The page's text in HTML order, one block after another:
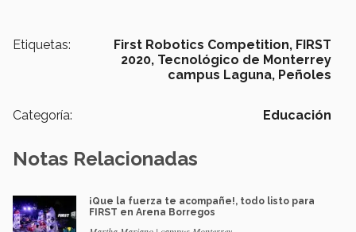
Etiquetas: First Robotics Competition, FIRST
2020, Tecnológico de Monterrey
campus Laguna, Peñoles
Categoría: Educación
Notas Relacionadas
¡Que la fuerza te acompañe!, todo listo para
FIRST en Arena Borregos